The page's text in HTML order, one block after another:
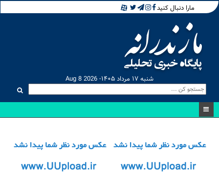
مارا دنبال کنید
شنبه ۱۷ مرداد ۱۴۰۵- Aug 8 2026